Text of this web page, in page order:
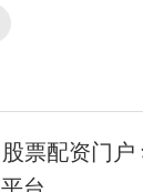
股票配资门